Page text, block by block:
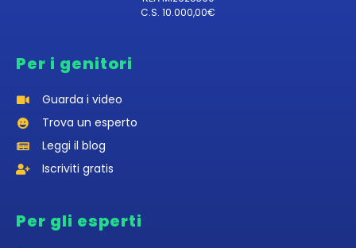
C.S. 10.000,00€
Per i genitori
Guarda i video
Trova un esperto
Leggi il blog
Iscriviti gratis
Per gli esperti